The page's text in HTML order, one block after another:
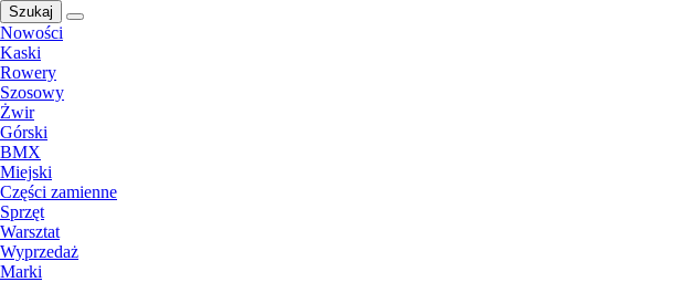
Szukaj
Nowości
Kaski
Rowery
Szosowy
Żwir
Górski
BMX
Miejski
Części zamienne
Sprzęt
Warsztat
Wyprzedaż
Marki